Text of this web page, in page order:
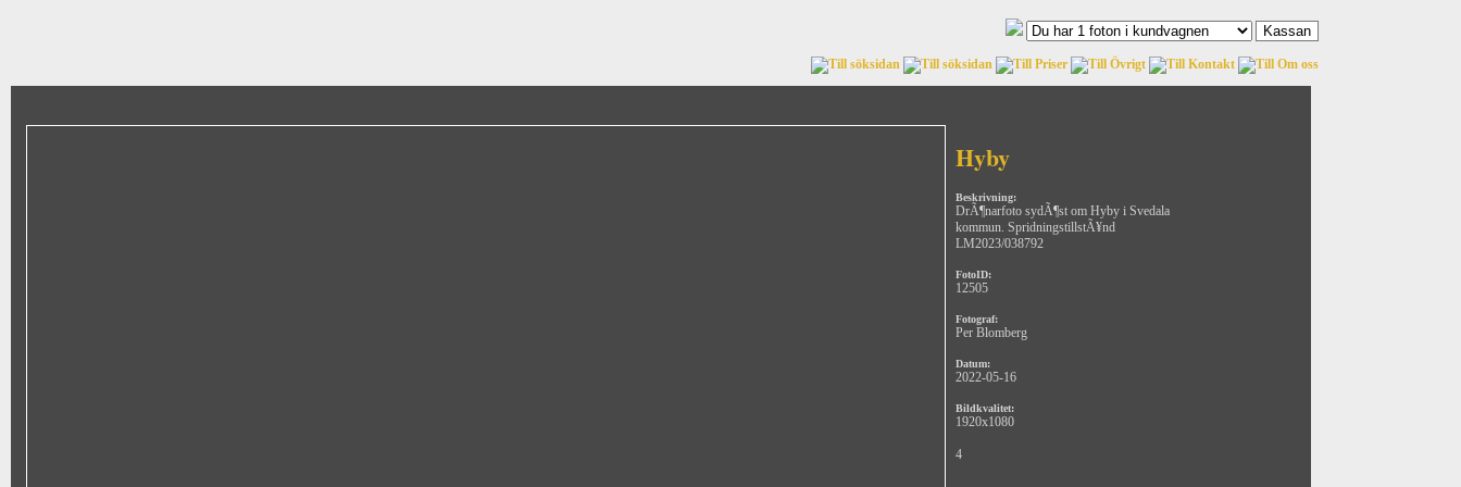
Hyby
Beskrivning:
DrÃ¶narfoto sydÃ¶st om Hyby i Svedala
kommun. SpridningstillstÃ¥nd
LM2023/038792
FotoID:
12505
Fotograf:
Per Blomberg
Datum:
2022-05-16
Bildkvalitet:
1920x1080
4